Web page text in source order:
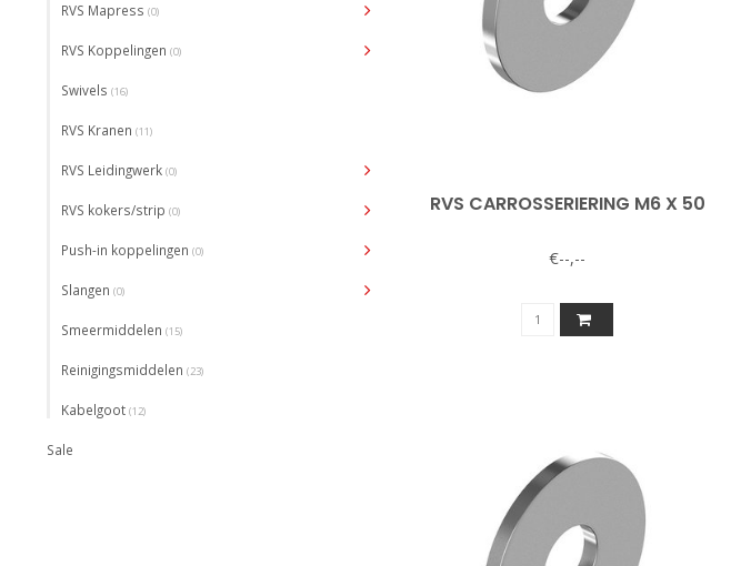
RVS Mapress (0)
RVS Koppelingen (0)
Swivels (16)
RVS Kranen (11)
RVS Leidingwerk (0)
RVS kokers/strip (0)
Push-in koppelingen (0)
Slangen (0)
Smeermiddelen (15)
Reinigingsmiddelen (23)
Kabelgoot (12)
Sale
RVS CARROSSERIERING M6 X 50
€--,--